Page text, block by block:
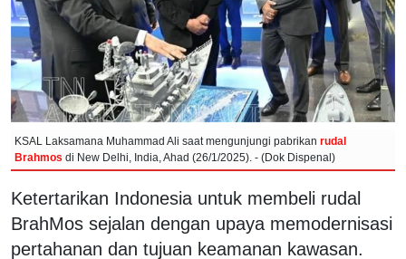
KSAL Laksamana Muhammad Ali saat mengunjungi pabrikan rudal
Brahmos di New Delhi, India, Ahad (26/1/2025). - (Dok Dispenal)
Ketertarikan Indonesia untuk membeli rudal
BrahMos sejalan dengan upaya memodernisasi
pertahanan dan tujuan keamanan kawasan.